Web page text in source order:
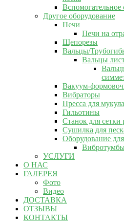
Вспомогательное
Другое оборудование
Печи
Печи на
Щепорезы
Вальцы/
Вальцы
Вакуум-
Вибраторы
Пресса для
Гильотины
Станок для сетки
Сушилка для
Оборудование
УСЛУГИ
О НАС
ГАЛЕРЕЯ
Фото
Видео
ДОСТАВКА
ОТЗЫВЫ
КОНТАКТЫ